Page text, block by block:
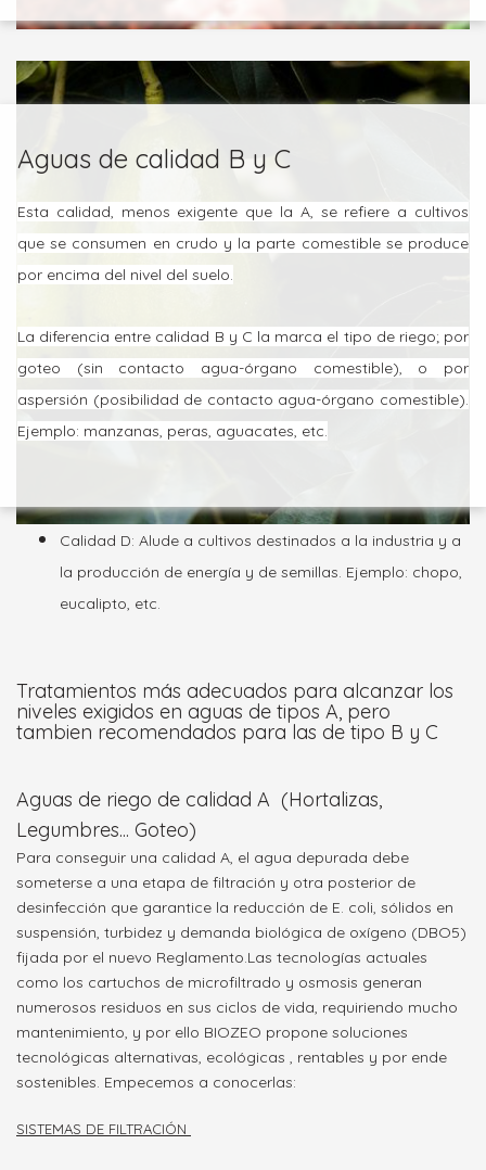
Aguas de calidad B y C
Esta calidad, menos exigente que la A, se refiere a cultivos
que se consumen en crudo y la parte comestible se produce
por encima del nivel del suelo.
La diferencia entre calidad B y C la marca el tipo de riego; por
goteo (sin contacto agua-órgano comestible), o por
aspersión (posibilidad de contacto agua-órgano comestible).
Ejemplo: manzanas, peras, aguacates, etc.
Calidad D: Alude a cultivos destinados a la industria y a
la producción de energía y de semillas. Ejemplo: chopo,
eucalipto, etc.
Tratamientos más adecuados para alcanzar los
niveles exigidos en aguas de tipos A, pero
tambien recomendados para las de tipo B y C
Aguas de riego de calidad A (Hortalizas,
Legumbres... Goteo)
Para conseguir una calidad A, el agua depurada debe
someterse a una etapa de filtración y otra posterior de
desinfección que garantice la reducción de E. coli, sólidos en
suspensión, turbidez y demanda biológica de oxígeno (DBO5)
fijada por el nuevo Reglamento.Las tecnologías actuales
como los cartuchos de microfiltrado y osmosis generan
numerosos residuos en sus ciclos de vida, requiriendo mucho
mantenimiento, y por ello BIOZEO propone soluciones
tecnológicas alternativas, ecológicas , rentables y por ende
sostenibles. Empecemos a conocerlas:
SISTEMAS DE FILTRACIÓN